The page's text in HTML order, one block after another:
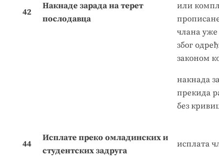
42
Накнаде зарада на терет
послодавца
или
члана уже
због
законом
накнада
прекида
без
44
Исплате преко омладинских и
студентских задруга
исплата